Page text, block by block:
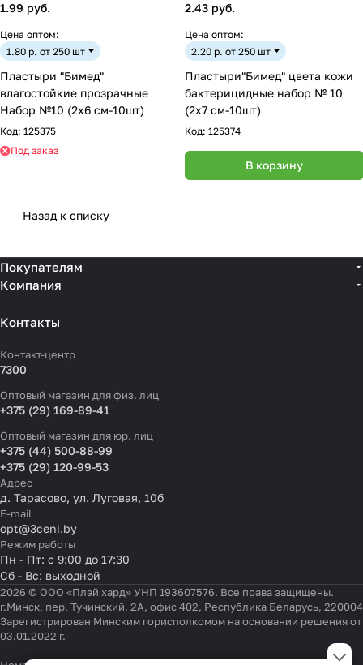
1.99 руб.
Цена оптом:
1.80 р. от 250 шт
Пластыри "Бимед"
влагостойкие прозрачные
Набор №10 (2х6 см-10шт)
Код: 125375
Под заказ
2.43 руб.
Цена оптом:
2.20 р. от 250 шт
Пластыри"Бимед" цвета кожи
бактерицидные набор № 10
(2х7 см-10шт)
Код: 125374
В корзину
Назад к списку
Покупателям
Компания
Контакты
Контакт-центр
7300
Оптовый магазин для физ. лиц
+375 (29) 169-89-41
Оптовый магазин для юр. лиц
+375 (44) 500-88-99
+375 (29) 120-99-53
Адрес
д. Тарасово, ул. Луговая, 10б
E-mail
opt@3ceni.by
Режим работы
Пн - Пт: с 9:00 до 17:30
Сб - Вс: выходной
2026 © ООО «Плэй хард» УНП 193607576. Все права защищены.
г.Минск, пер. Тучинский, 2А, офис 402, Республика Беларусь, 220004
Зарегистрирован Минским горисполкомом на основании решения от
03.01.2022 г.Настройки файлов cookie